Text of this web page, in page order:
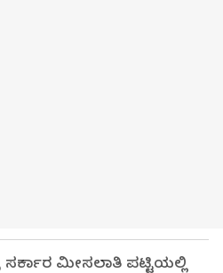
ಸರ್ಕಾರ ಮೀಸಲಾತಿ ಪಟ್ಟಿಯಲ್ಲಿ